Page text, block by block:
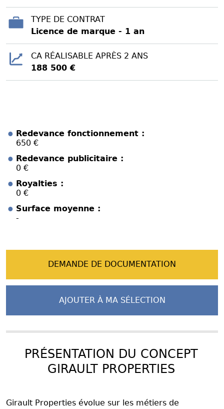
TYPE DE CONTRAT
Licence de marque - 1 an
CA RÉALISABLE APRÈS 2 ANS
188 500 €
Redevance fonctionnement :
650 €
Redevance publicitaire :
0 €
Royalties :
0 €
Surface moyenne :
-
DEMANDE DE DOCUMENTATION
AJOUTER À MA SÉLECTION
PRÉSENTATION DU CONCEPT
GIRAULT PROPERTIES
Girault Properties évolue sur les métiers de